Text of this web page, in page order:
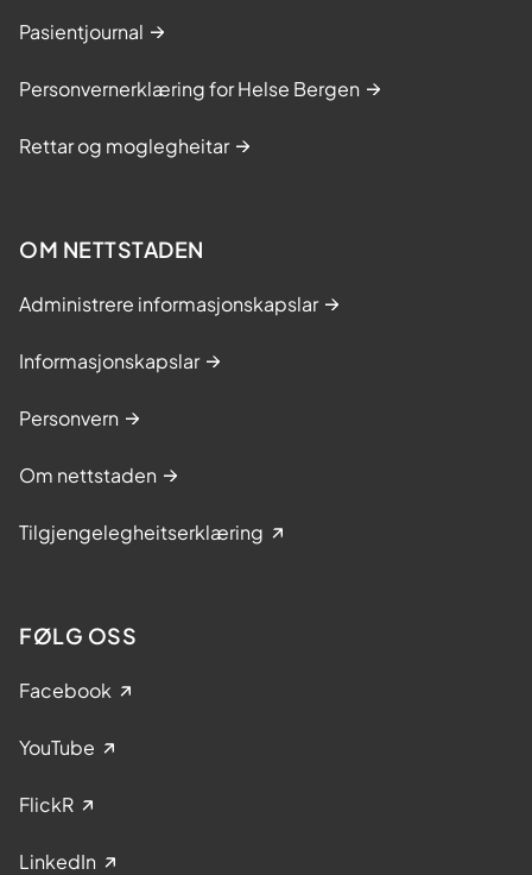
Pasientjournal
Personvernerklæring for Helse Bergen
Rettar og moglegheitar
OM NETTSTADEN
Administrere informasjonskapslar
Informasjonskapslar
Personvern
Om nettstaden
Tilgjengelegheitserklæring
FØLG OSS
Facebook
YouTube
FlickR
LinkedIn